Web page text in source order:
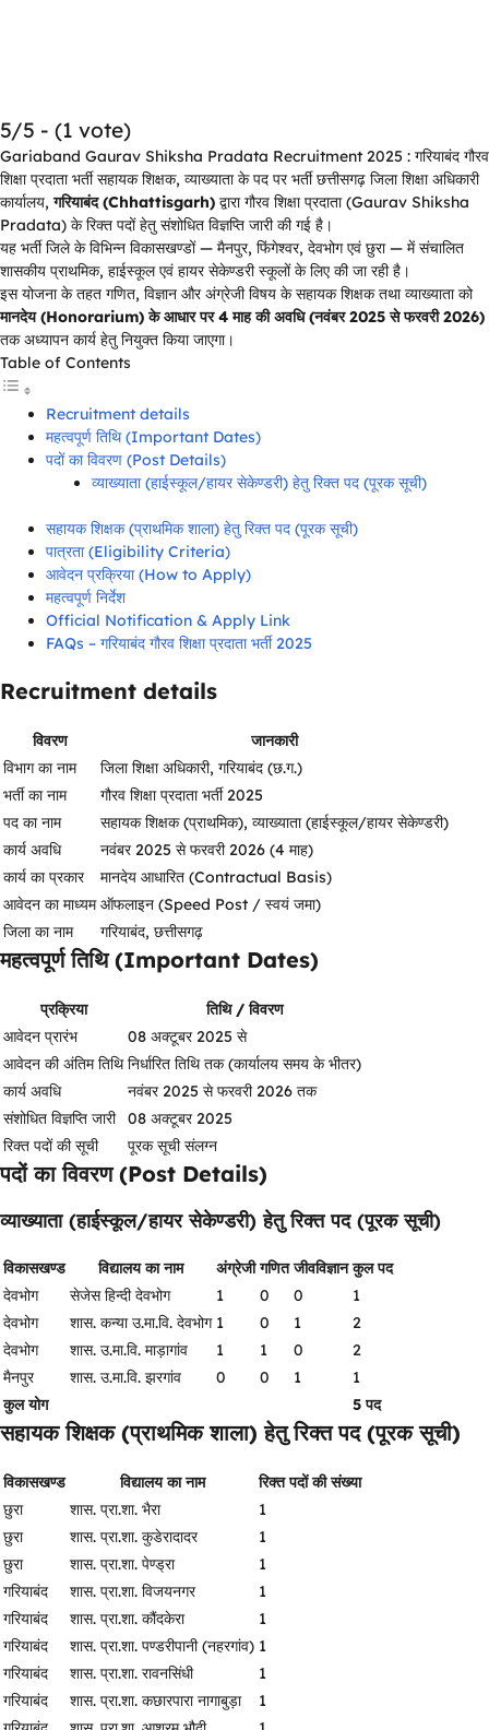
5/5 - (1 vote)
Gariaband Gaurav Shiksha Pradata Recruitment 2025 : गरियाबंद गौरव
शिक्षा प्रदाता भर्ती सहायक शिक्षक, व्याख्याता के पद पर भर्ती छत्तीसगढ़ जिला शिक्षा अधिकारी
कार्यालय,गरियाबंद (Chhattisgarh) द्वारा गौरव शिक्षा प्रदाता (Gaurav Shiksha
Pradata) के रिक्त पदों हेतु संशोधित विज्ञप्ति जारी की गई है।
यह भर्ती जिले के विभिन्न विकासखण्डों — मैनपुर, फिंगेश्वर, देवभोग एवं छुरा — में संचालित
शासकीय प्राथमिक, हाईस्कूल एवं हायर सेकेण्डरी स्कूलों के लिए की जा रही है।
इस योजना के तहत गणित, विज्ञान और अंग्रेजी विषय के सहायक शिक्षक तथा व्याख्याता को
मानदेय (Honorarium) के आधार पर 4 माह की अवधि (नवंबर 2025 से फरवरी 2026)
तक अध्यापन कार्य हेतु नियुक्त किया जाएगा।
Table of Contents
Recruitment details
महत्वपूर्ण तिथि (Important Dates)
पदों का विवरण (Post Details)
व्याख्याता (हाईस्कूल/हायर सेकेण्डरी) हेतु रिक्त पद (पूरक सूची)
सहायक शिक्षक (प्राथमिक शाला) हेतु रिक्त पद (पूरक सूची)
पात्रता (Eligibility Criteria)
आवेदन प्रक्रिया (How to Apply)
महत्वपूर्ण निर्देश
Official Notification & Apply Link
FAQs – गरियाबंद गौरव शिक्षा प्रदाता भर्ती 2025
Recruitment details
विवरण
जानकारी
विभाग का नाम
जिला शिक्षा अधिकारी, गरियाबंद (छ.ग.)
भर्ती का नाम
गौरव शिक्षा प्रदाता भर्ती 2025
पद का नाम
सहायक शिक्षक (प्राथमिक), व्याख्याता (हाईस्कूल/हायर सेकेण्डरी)
कार्य अवधि
नवंबर 2025 से फरवरी 2026 (4 माह)
कार्य का प्रकार
मानदेय आधारित (Contractual Basis)
आवेदन का माध्यम ऑफलाइन (Speed Post / स्वयं जमा)
जिला का नाम
गरियाबंद, छत्तीसगढ़
महत्वपूर्ण तिथि (Important Dates)
प्रक्रिया
तिथि / विवरण
आवेदन प्रारंभ
08 अक्टूबर 2025 से
आवेदन की अंतिम तिथि निर्धारित तिथि तक (कार्यालय समय के भीतर)
कार्य अवधि
नवंबर 2025 से फरवरी 2026 तक
संशोधित विज्ञप्ति जारी
08 अक्टूबर 2025
रिक्त पदों की सूची
पूरक सूची संलग्न
पदों का विवरण (Post Details)
व्याख्याता (हाईस्कूल/हायर सेकेण्डरी) हेतु रिक्त पद (पूरक सूची)
विकासखण्ड विद्यालय का नाम अंग्रेजी गणित जीवविज्ञान कुल पद
देवभोग
सेजेस हिन्दी देवभोग 1 0 0
1
देवभोग
शास. कन्या उ.मा.वि. देवभोग 1 0 1
2
देवभोग
शास. उ.मा.वि. माड़ागांव 1 1 0
2
मैनपुर
शास. उ.मा.वि. झरगांव 0 0 1
1
कुल योग
5 पद
सहायक शिक्षक (प्राथमिक शाला) हेतु रिक्त पद (पूरक सूची)
विकासखण्ड विद्यालय का नाम
रिक्त पदों की संख्या
छुरा
शास. प्रा.शा. भैरा
1
छुरा
शास. प्रा.शा. कुडेरादादर
1
छुरा
शास. प्रा.शा. पेण्ड्रा
1
गरियाबंद
शास. प्रा.शा. विजयनगर
1
गरियाबंद
शास. प्रा.शा. कौंदकेरा
1
गरियाबंद
शास. प्रा.शा. पण्डरीपानी (नहरगांव) 1
गरियाबंद
शास. प्रा.शा. रावनसिंधी
1
गरियाबंद
शास. प्रा.शा. कछारपारा नागाबुड़ा
1